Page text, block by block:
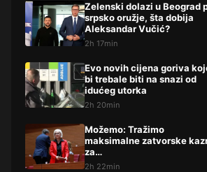
Zelenski dolazi u Beograd
srpsko oružje, šta dobija
Aleksandar Vučić?
2h 17min
Evo novih cijena goriva
bi trebale biti na snazi od
idućeg utorka
2h 20min
Možemo: Tražimo
maksimalne zatvorske
za…
2h 22min